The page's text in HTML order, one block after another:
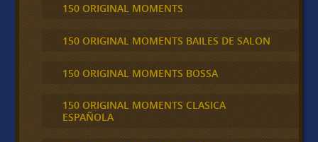
150 ORIGINAL MOMENTS
150 ORIGINAL MOMENTS BAILES DE SALON
150 ORIGINAL MOMENTS BOSSA
150 ORIGINAL MOMENTS CLASICA
ESPAÑOLA